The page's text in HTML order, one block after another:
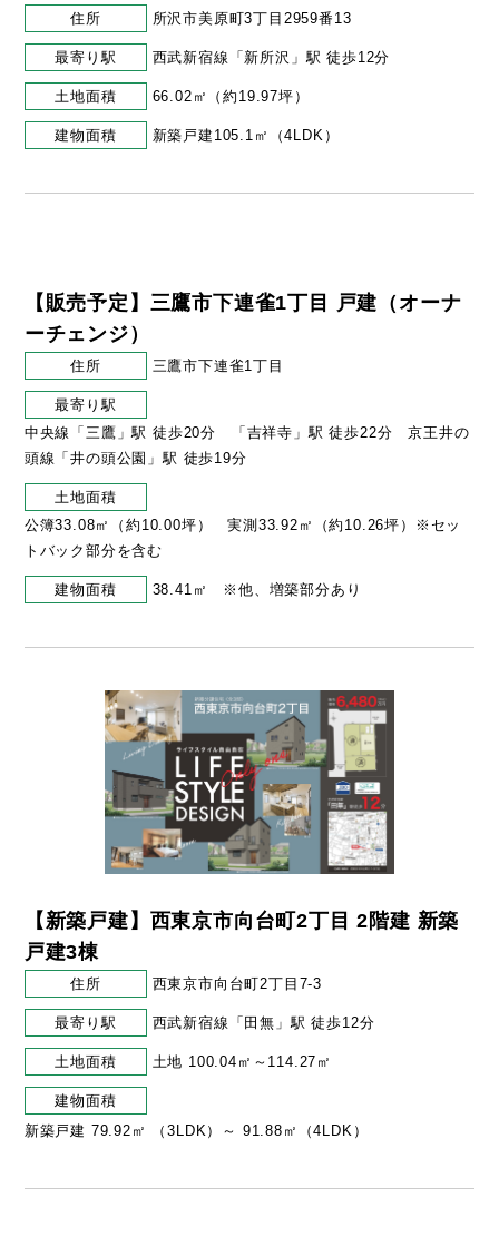
住所 所沢市美原町3丁目2959番13
最寄り駅 西武新宿線「新所沢」駅 徒歩12分
土地面積 66.02㎡（約19.97坪）
建物面積 新築戸建105.1㎡（4LDK）
【販売予定】三鷹市下連雀1丁目 戸建（オーナ
ーチェンジ）
住所 三鷹市下連雀1丁目
最寄り駅
中央線「三鷹」駅 徒歩20分 「吉祥寺」駅 徒歩22分 京王井の
頭線「井の頭公園」駅 徒歩19分
土地面積
公簿33.08㎡（約10.00坪） 実測33.92㎡（約10.26坪）※セッ
トバック部分を含む
建物面積 38.41㎡ ※他、増築部分あり
【新築戸建】西東京市向台町2丁目 2階建 新築
戸建3棟
住所 西東京市向台町2丁目7-3
最寄り駅 西武新宿線「田無」駅 徒歩12分
土地面積 土地 100.04㎡～114.27㎡
建物面積
新築戸建 79.92㎡ （3LDK）～ 91.88㎡（4LDK）